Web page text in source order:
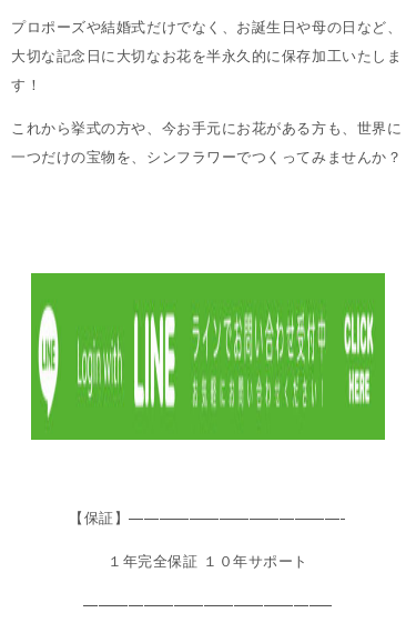
プロポーズや結婚式だけでなく、お誕生日や母の日など、
大切な記念日に大切なお花を半永久的に保存加工いたしま
す！
これから挙式の方や、今お手元にお花がある方も、世界に
一つだけの宝物を、シンフラワーでつくってみませんか？
【保証】——————————————-
１年完全保証 １０年サポート
————————————————–